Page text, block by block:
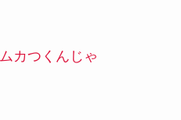
カつくんじゃ